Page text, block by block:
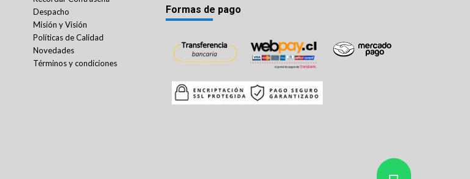
Despacho
Misión y Visión
Políticas de Calidad
Novedades
Términos y condiciones
Formas de pago